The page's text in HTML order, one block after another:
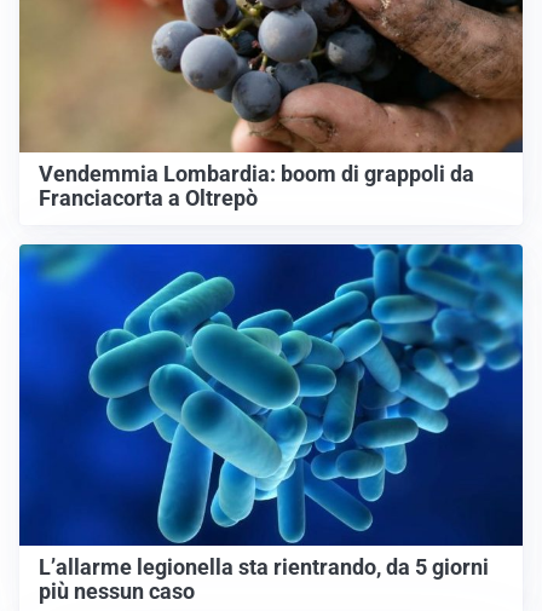
Vendemmia Lombardia: boom di grappoli da
Franciacorta a Oltrepò
L’allarme legionella sta rientrando, da 5 giorni
più nessun caso